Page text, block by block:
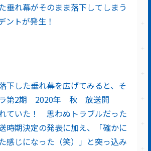
垂れ幕がそのまま落下してしまう
ントが発生！
下した垂れ幕を広げてみると、そ
ラ第2期 2020年 秋 放送開
ていた！ 思わぬトラブルだった
時期決定の発表に加え、「確かに
感じになった（笑）」と突っ込み